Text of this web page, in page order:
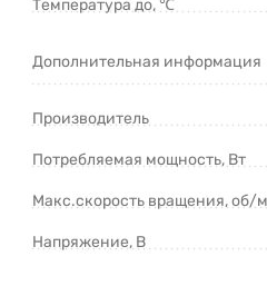
Температура до, ℃
Дополнительная информация
Производитель
Потребляемая мощность, Вт
Макс.скорость вращения, об/
Напряжение, В